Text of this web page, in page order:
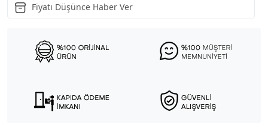
Fiyatı Düşünce Haber Ver